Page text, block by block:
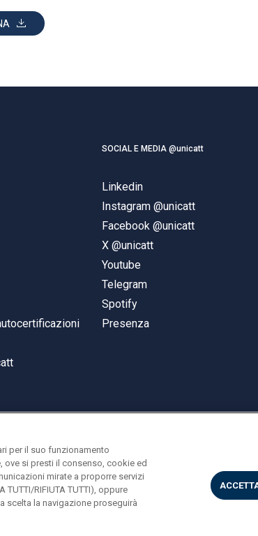
SOCIAL E MEDIA @unicatt
Linkedin
Instagram @unicatt
Facebook @unicatt
X @unicatt
Youtube
Telegram
Spotify
Presenza
per il suo funzionamento
ove si presti il consenso, cookie ed
mirate a proporre servizi
RIFIUTA TUTTI), oppure
scelta la navigazione proseguirà